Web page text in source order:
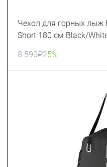
Чехол для горных лыж
Short 180 см Black/
8 590₽25%